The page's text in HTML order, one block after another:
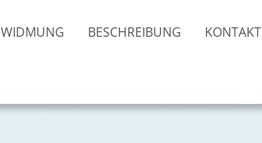
WIDMUNG BESCHREIBUNG KONTAKT